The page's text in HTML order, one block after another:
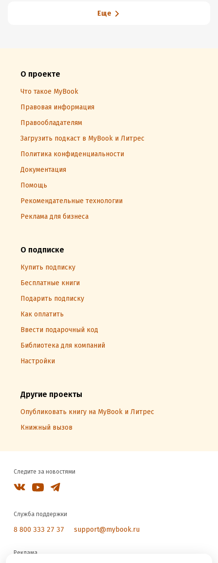
Еще
О проекте
Что такое MyBook
Правовая информация
Правообладателям
Загрузить подкаст в MyBook и Литрес
Политика конфиденциальности
Документация
Помощь
Рекомендательные технологии
Реклама для бизнеса
О подписке
Купить подписку
Бесплатные книги
Подарить подписку
Как оплатить
Ввести подарочный код
Библиотека для компаний
Настройки
Другие проекты
Опубликовать книгу на MyBook и Литрес
Книжный вызов
Следите за новостями
Служба поддержки
8 800 333 27 37 support@mybook.ru
Реклама